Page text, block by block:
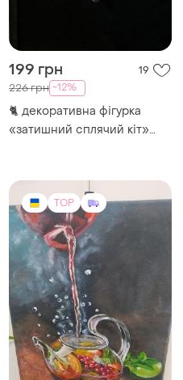
199 грн 19
226 грн -12%
🐈 декоративна фігурка
«затишний сплячий кіт»
TOP